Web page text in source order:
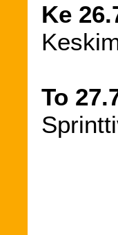
Ke
To